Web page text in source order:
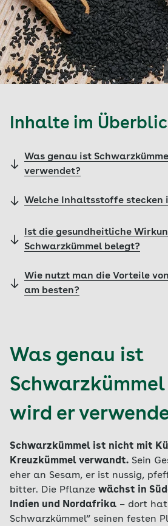
Inhalte im
Was genau ist
verwendet?
Welche Inhaltsstoffe stecken
Ist die gesundheitliche
Schwarzkümmel belegt?
Wie nutzt man die Vorteile
am besten?
Was genau ist
wird er
Schwarzkümmel ist nicht mit
Kreuzkümmel verwandt. Sein
eher an Sesam, er ist nussig,
bitter. Die Pflanze wächst in
Indien und Nordafrika – dort hat
Schwarzkümmel“ seinen festen